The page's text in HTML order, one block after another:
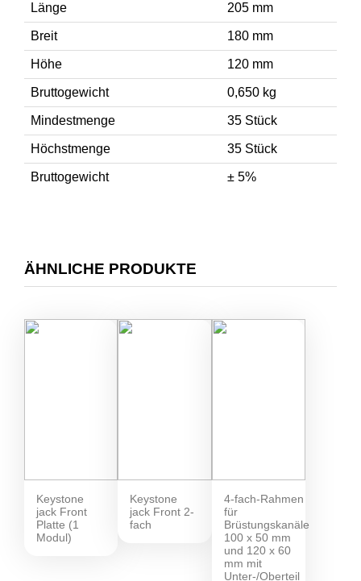
Länge 205 mm
Breit 180 mm
Höhe 120 mm
Bruttogewicht 0,650 kg
Mindestmenge 35 Stück
Höchstmenge 35 Stück
Bruttogewicht ± 5%
ÄHNLICHE PRODUKTE
Keystone
jack Front
Platte (1
Modul)
Keystone
jack Front 2-
fach
4-fach-Rahmen
für
Brüstungskanäle
100 x 50 mm
und 120 x 60
mm mit
Unter-/Oberteil